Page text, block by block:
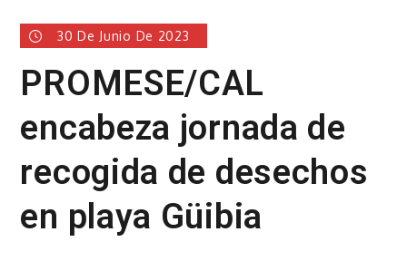
30 De Junio De 2023
PROMESE/CAL
encabeza jornada de
recogida de desechos
en playa Güibia